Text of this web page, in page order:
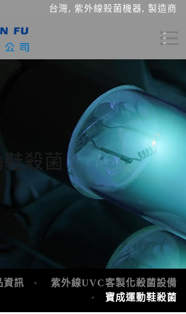
台灣, 紫外線殺菌機器, 製造商
鞋殺菌
資訊
紫外線UVC客製化殺菌設備
寶成運動鞋殺菌